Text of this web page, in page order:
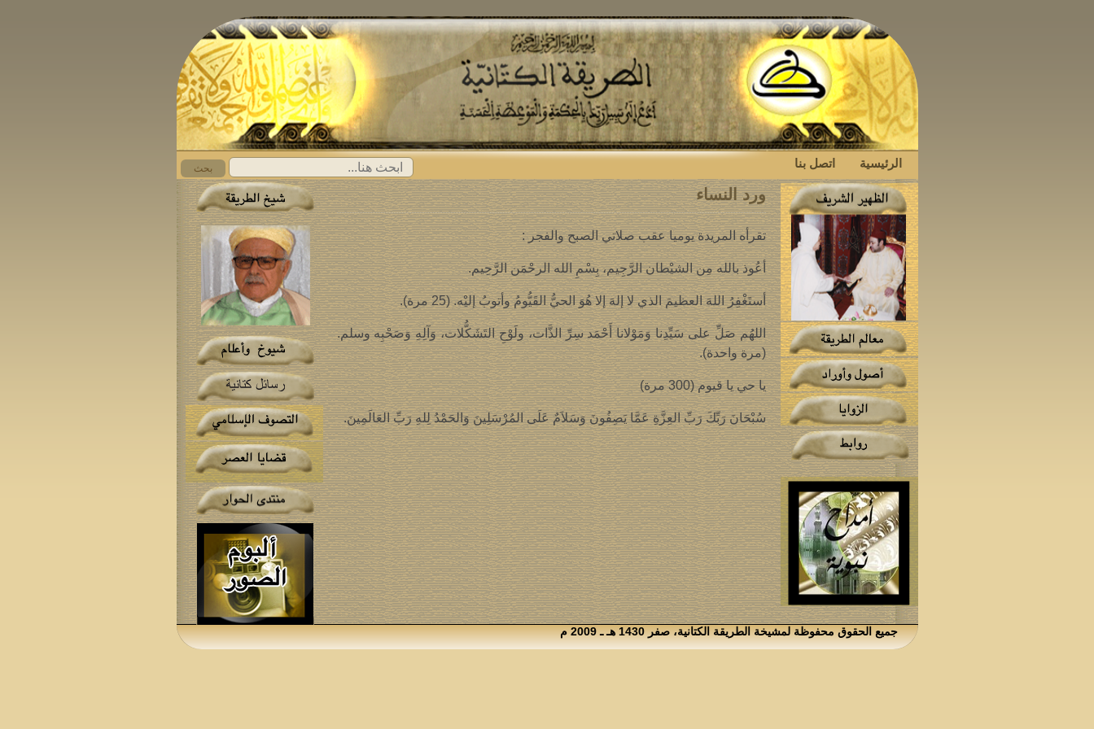
ابحث
عن:
بحث الرئيسية اتصل بنا
ورد النساء
تقرأه المريدة يوميا عقب صلاتي الصبح والفجر :
أعُوذ بالله مِن الشيْطان الرَّجِيم، بِسْمِ الله الرحْمَن الرَّحِيم.
أستَغْفِرُ اللهَ العظيمَ الذي لا إلهَ إلا هُوَ الحيُّ القَيُّومُ وأتوبُ إليْه. (25 مرة).
اللهُم صَلِّ على سَيِّدِنا وَمَوْلانا أَحْمَد سِرِّ الذَّات، ولَوْحِ التَشَكُّلات، وَآلِهِ وَصَحْبِه وسلم.
(مرة واحدة).
يا حي يا قيوم (300 مرة)
سُبْحَانَ رَبِّكَ رَبِّ العِزَّةِ عَمَّا يَصِفُونَ وَسَلاَمٌ عَلَى المُرْسَلِينَ وَالحَمْدُ لِلهِ رَبِّ العَالَمِينَ.
جميع الحقوق محفوظة لمشيخة الطريقة الكتانية، صفر 1430 هـ ـ 2009 م